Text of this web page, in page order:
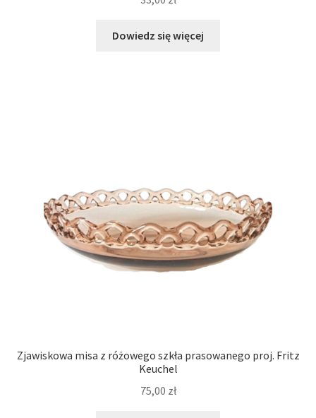
Dowiedz się więcej
Zjawiskowa misa z różowego szkła prasowanego proj. Fritz
Keuchel
75,00 zł